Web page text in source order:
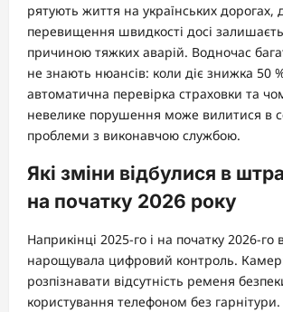
рятують життя на українських дорогах,
перевищення швидкості досі
причиною тяжких аварій. Водночас
не знають нюансів: коли діє знижка 50
автоматична перевірка страховки та
невелике порушення може вилитися в
проблеми з виконавчою службою.
Які зміни відбулися в
на початку 2026 року
Наприкінці 2025-го і на початку 2026-го
нарощувала цифровий контроль.
розпізнавати відсутність ременя
користування телефоном без